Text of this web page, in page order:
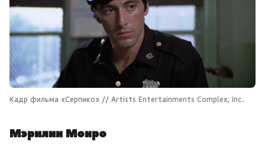
Кадр фильма «Серпико» // Artists Entertainments Complex, Inc.
Мэрилин Монро